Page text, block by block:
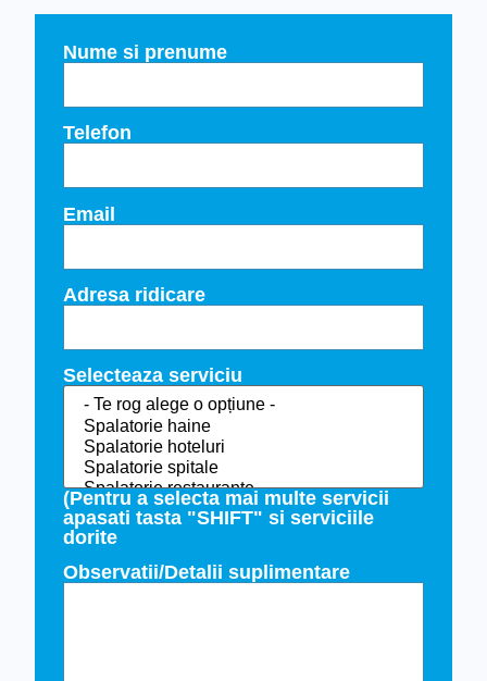
Nume si prenume
Telefon
Email
Adresa ridicare
Selecteaza serviciu
(Pentru a selecta mai multe servicii
apasati tasta "SHIFT" si serviciile
dorite
Observatii/Detalii suplimentare